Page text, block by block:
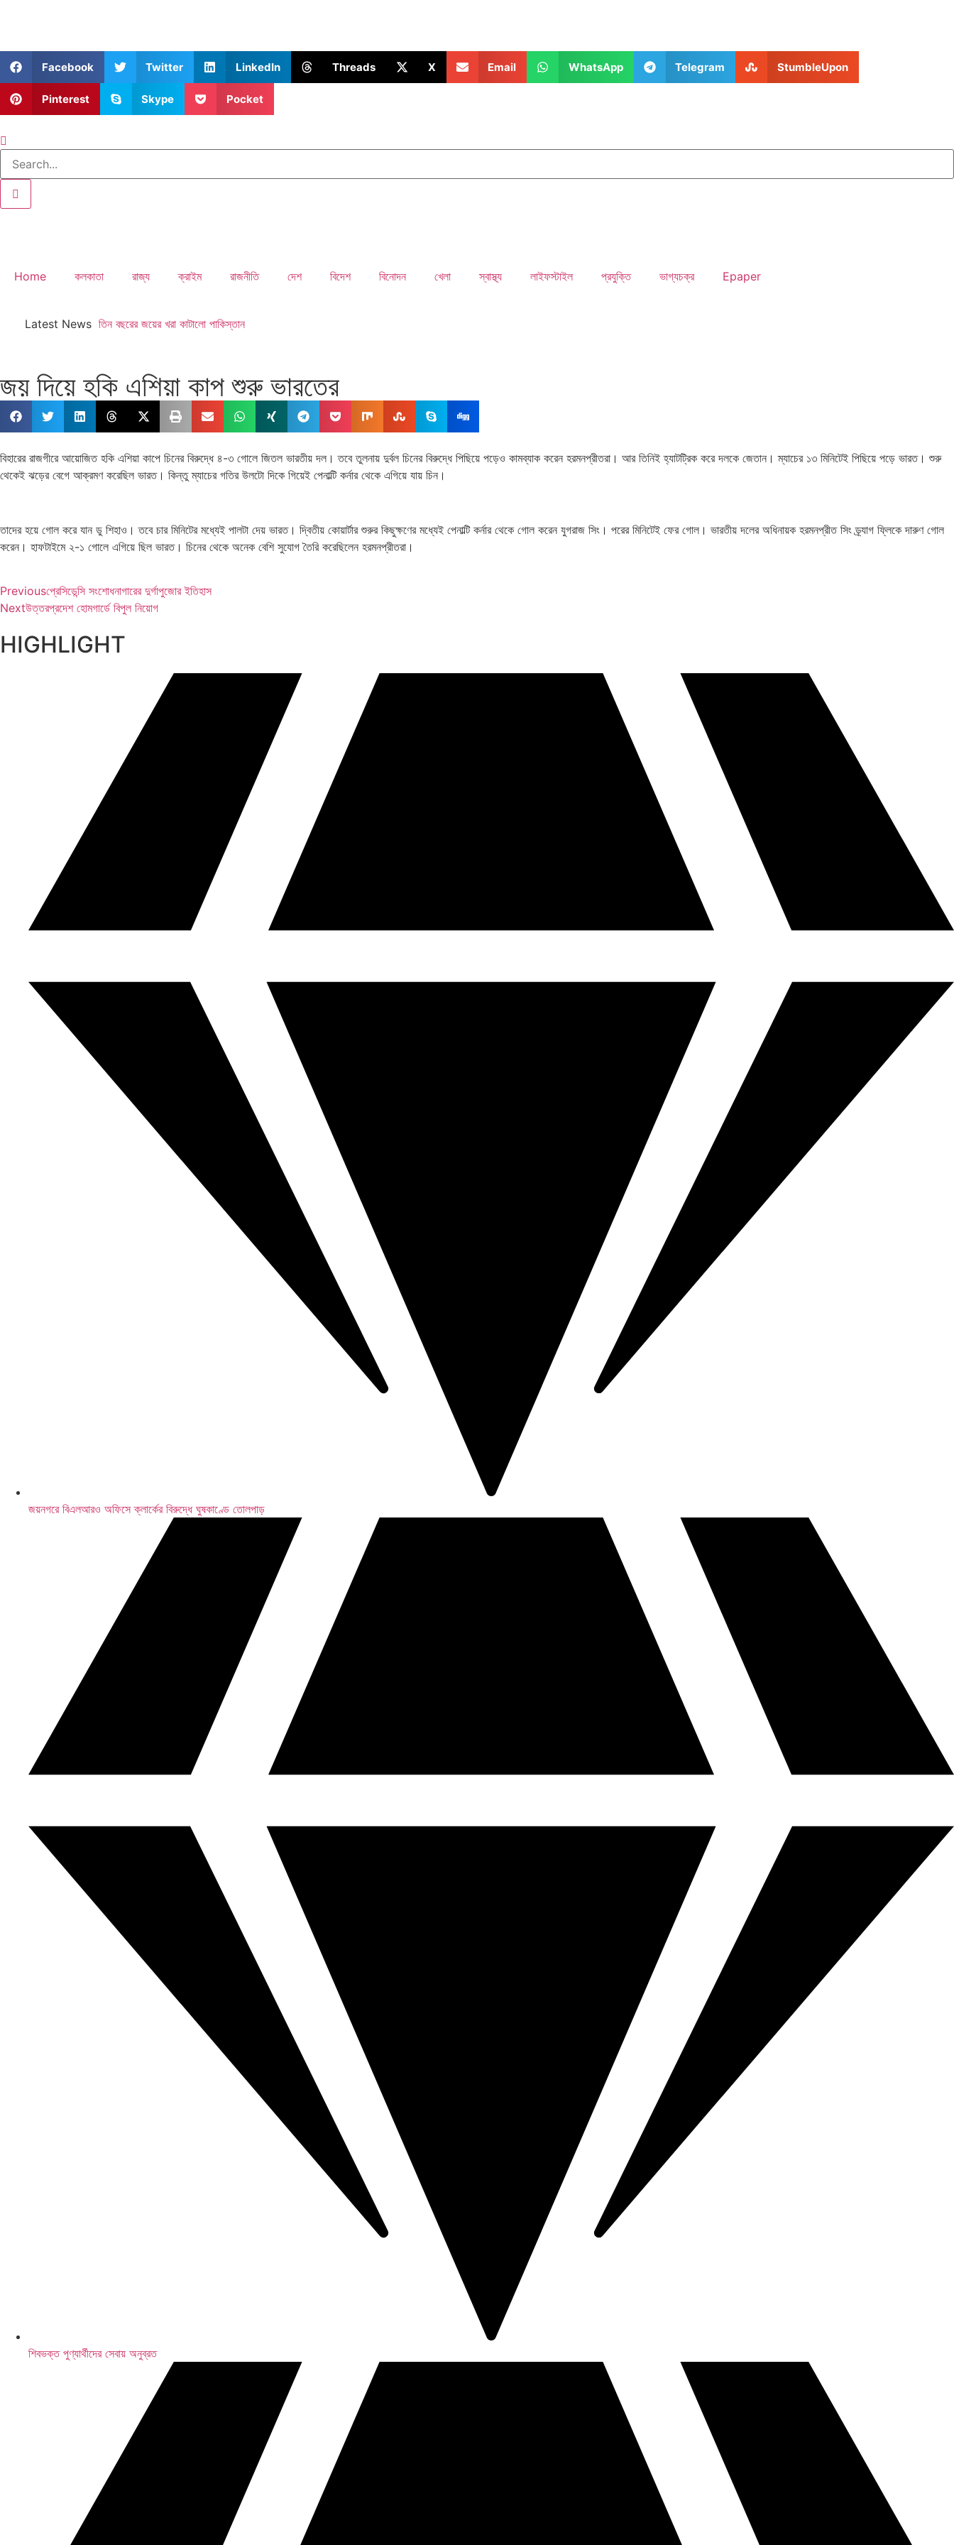
Facebook Twitter LinkedIn Threads X Email WhatsApp Telegram StumbleUpon
Pinterest Skype Pocket
Home কলকাতা রাজ্য ক্রাইম রাজনীতি দেশ বিদেশ বিনোদন খেলা স্বাস্থ্য লাইফস্টাইল প্রযুক্তি ভাগ্যচক্র Epaper
Latest News তিন বছরের জয়ের খরা কাটালো পাকিস্তান
এলআইসি-র ৩১,৫০০ কোটি টাকার শেয়ার বিক্রি
জয় দিয়ে হকি এশিয়া কাপ শুরু ভারতের
বিহারের রাজগীরে আয়োজিত হকি এশিয়া কাপে চিনের বিরুদ্ধে ৪-৩ গোলে জিতল ভারতীয় দল। তবে তুলনায় দুর্বল চিনের বিরুদ্ধে পিছিয়ে পড়েও কামব্যাক করেন হরমনপ্রীতরা। আর তিনিই হ্যাটট্রিক করে দলকে জেতান। ম্যাচের ১৩ মিনিটেই পিছিয়ে পড়ে ভারত। শুরু
থেকেই ঝড়ের বেগে আক্রমণ করেছিল ভারত। কিন্তু ম্যাচের গতির উলটো দিকে গিয়েই পেনাল্টি কর্নার থেকে এগিয়ে যায় চিন।
তাদের হয়ে গোল করে যান ডু শিহাও। তবে চার মিনিটের মধ্যেই পালটা দেয় ভারত। দ্বিতীয় কোয়ার্টার শুরুর কিছুক্ষণের মধ্যেই পেনাল্টি কর্নার থেকে গোল করেন যুগরাজ সিং। পরের মিনিটেই ফের গোল। ভারতীয় দলের অধিনায়ক হরমনপ্রীত সিং ড্র্যাগ ফ্লিকে দারুণ গোল
করেন। হাফটাইমে ২-১ গোলে এগিয়ে ছিল ভারত। চিনের থেকে অনেক বেশি সুযোগ তৈরি করেছিলেন হরমনপ্রীতরা।
Previousপ্রেসিডেন্সি সংশোধনাগারের দুর্গাপুজোর ইতিহাস
Nextউত্তরপ্রদেশ হোমগার্ডে বিপুল নিয়োগ
HIGHLIGHT
জয়নগরে বিএলআরও অফিসে ক্লার্কের বিরুদ্ধে ঘুষকাণ্ডে তোলপাড়
শিবভক্ত পুণ্যার্থীদের সেবায় অনুব্রত